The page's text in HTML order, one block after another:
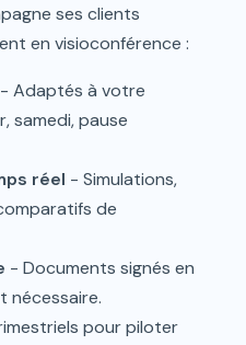
ses clients
en visioconférence :
- Adaptés à votre
samedi, pause
réel - Simulations,
de
- Documents signés en
nécessaire.
pour piloter